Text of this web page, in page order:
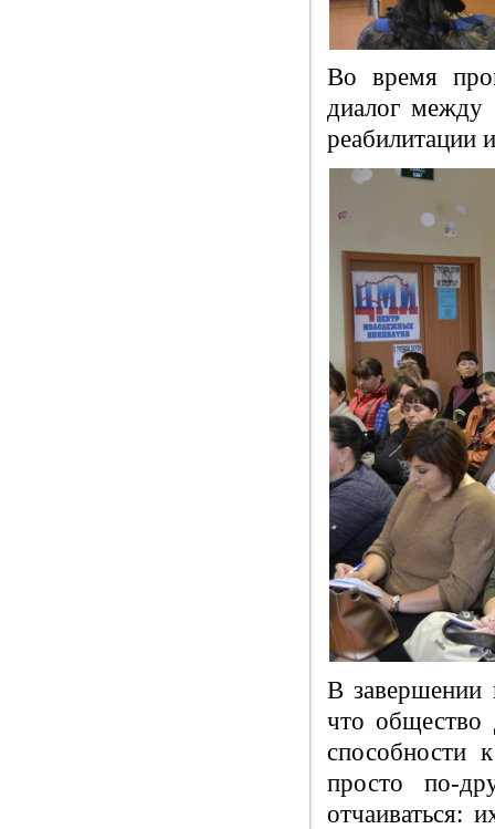
Во время
диалог между
реабилитации
В завершении
что общество
способности
просто по-
отчаиваться: